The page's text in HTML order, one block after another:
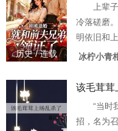
间，村尾
雇佣兵王
的不仅是活
历史 / 连载
上辈
冷落磋磨
明依旧和
的兄弟挺
起，他们
冰柠小青
该毛茸茸
“当时
招，名为